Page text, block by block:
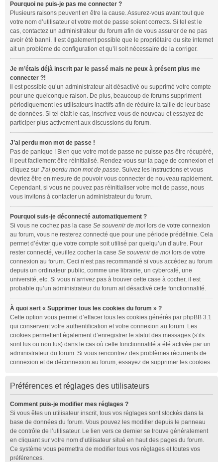
Pourquoi ne puis-je pas me connecter ?
Plusieurs raisons peuvent en être la cause. Assurez-vous avant tout que
votre nom d’utilisateur et votre mot de passe soient corrects. Si tel est le
cas, contactez un administrateur du forum afin de vous assurer de ne pas
avoir été banni. Il est également possible que le propriétaire du site internet
ait un problème de configuration et qu’il soit nécessaire de la corriger.
Je m’étais déjà inscrit par le passé mais ne peux à présent plus me
connecter ?!
Il est possible qu’un administrateur ait désactivé ou supprimé votre compte
pour une quelconque raison. De plus, beaucoup de forums suppriment
périodiquement les utilisateurs inactifs afin de réduire la taille de leur base
de données. Si tel était le cas, inscrivez-vous de nouveau et essayez de
participer plus activement aux discussions du forum.
J’ai perdu mon mot de passe !
Pas de panique ! Bien que votre mot de passe ne puisse pas être récupéré,
il peut facilement être réinitialisé. Rendez-vous sur la page de connexion et
cliquez sur J’ai perdu mon mot de passe. Suivez les instructions et vous
devriez être en mesure de pouvoir vous connecter de nouveau rapidement.
Cependant, si vous ne pouvez pas réinitialiser votre mot de passe, nous
vous invitons à contacter un administrateur du forum.
Pourquoi suis-je déconnecté automatiquement ?
Si vous ne cochez pas la case Se souvenir de moi lors de votre connexion
au forum, vous ne resterez connecté que pour une période prédéfinie. Cela
permet d’éviter que votre compte soit utilisé par quelqu’un d’autre. Pour
rester connecté, veuillez cocher la case Se souvenir de moi lors de votre
connexion au forum. Ceci n’est pas recommandé si vous accédez au forum
depuis un ordinateur public, comme une librairie, un cybercafé, une
université, etc. Si vous n’arrivez pas à trouver cette case à cocher, il est
probable qu’un administrateur du forum ait désactivé cette fonctionnalité.
À quoi sert « Supprimer tous les cookies du forum » ?
Cette option vous permet d’effacer tous les cookies générés par phpBB 3.1
qui conservent votre authentification et votre connexion au forum. Les
cookies permettent également d’enregistrer le statut des messages (s’ils
sont lus ou non lus) dans le cas où cette fonctionnalité a été activée par un
administrateur du forum. Si vous rencontrez des problèmes récurrents de
connexion et de déconnexion au forum, essayez de supprimer les cookies.
Préférences et réglages des utilisateurs
Comment puis-je modifier mes réglages ?
Si vous êtes un utilisateur inscrit, tous vos réglages sont stockés dans la
base de données du forum. Vous pouvez les modifier depuis le panneau
de contrôle de l’utilisateur. Le lien vers ce dernier se trouve généralement
en cliquant sur votre nom d’utilisateur situé en haut des pages du forum.
Ce système vous permettra de modifier tous vos réglages et toutes vos
préférences.